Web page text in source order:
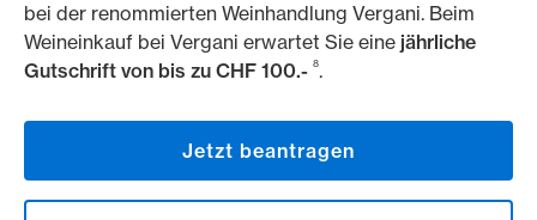
bei der renommierten Weinhandlung Vergani. Beim
Weineinkauf bei Vergani erwartet Sie eine jährliche
Gutschrift von bis zu CHF 100.- 8.
Jetzt beantragen